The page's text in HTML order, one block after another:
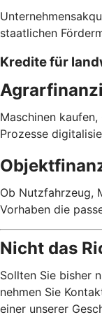
staatlichen
Kredite für
Maschinen
Prozesse
Ob Nutzfahrzeug,
Vorhaben die
Nicht das
Sollten Sie bisher
nehmen Sie
einer unserer